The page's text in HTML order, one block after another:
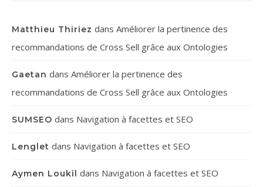
Matthieu Thiriez dans Améliorer la pertinence des
recommandations de Cross Sell grâce aux Ontologies
Gaetan dans Améliorer la pertinence des
recommandations de Cross Sell grâce aux Ontologies
SUMSEO dans Navigation à facettes et SEO
Lenglet dans Navigation à facettes et SEO
Aymen Loukil dans Navigation à facettes et SEO